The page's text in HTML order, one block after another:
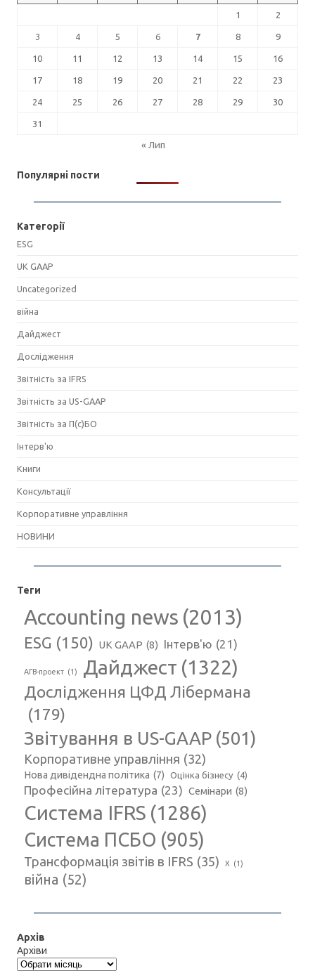
1 2
3 4 5 6 7 8 9
10 11 12 13 14 15 16
17 18 19 20 21 22 23
24 25 26 27 28 29 30
31
« Лип
Популярні пости
Категорії
ESG
UK GAAP
Uncategorized
війна
Дайджест
Дослідження
Звітність за IFRS
Звітність за US-GAAP
Звітність за П(с)БО
Інтерв'ю
Книги
Консультації
Корпоративне управління
НОВИНИ
Теги
Accounting news (2013)
ESG (150) UK GAAP (8) Інтерв'ю (21)
АГВ-проект (1) Дайджест (1322)
Дослідження ЦФД Лібермана
(179)
Звітування в US-GAAP (501)
Корпоративне управління (32)
Нова дивідендна політика (7) Оцінка бізнесу (4)
Професійна література (23) Семінари (8)
Система IFRS (1286)
Система ПСБО (905)
Трансформація звітів в IFRS (35) Х (1)
війна (52)
Архів
Архіви